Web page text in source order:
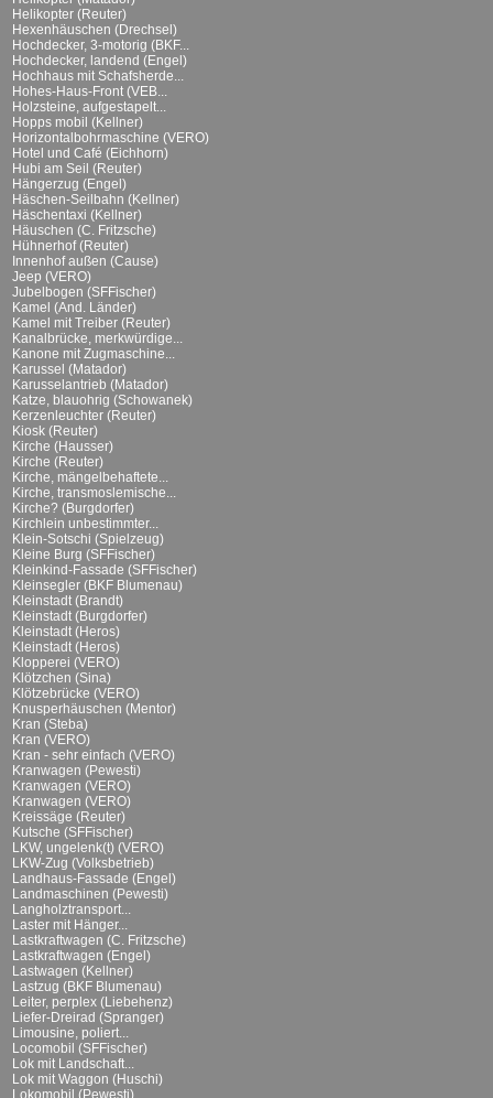
Helikopter (Reuter)
Hexenhäuschen (Drechsel)
Hochdecker, 3-motorig (BKF...
Hochdecker, landend (Engel)
Hochhaus mit Schafsherde...
Hohes-Haus-Front (VEB...
Holzsteine, aufgestapelt...
Hopps mobil (Kellner)
Horizontalbohrmaschine (VERO)
Hotel und Café (Eichhorn)
Hubi am Seil (Reuter)
Hängerzug (Engel)
Häschen-Seilbahn (Kellner)
Häschentaxi (Kellner)
Häuschen (C. Fritzsche)
Hühnerhof (Reuter)
Innenhof außen (Cause)
Jeep (VERO)
Jubelbogen (SFFischer)
Kamel (And. Länder)
Kamel mit Treiber (Reuter)
Kanalbrücke, merkwürdige...
Kanone mit Zugmaschine...
Karussel (Matador)
Karusselantrieb (Matador)
Katze, blauohrig (Schowanek)
Kerzenleuchter (Reuter)
Kiosk (Reuter)
Kirche (Hausser)
Kirche (Reuter)
Kirche, mängelbehaftete...
Kirche, transmoslemische...
Kirche? (Burgdorfer)
Kirchlein unbestimmter...
Klein-Sotschi (Spielzeug)
Kleine Burg (SFFischer)
Kleinkind-Fassade (SFFischer)
Kleinsegler (BKF Blumenau)
Kleinstadt (Brandt)
Kleinstadt (Burgdorfer)
Kleinstadt (Heros)
Kleinstadt (Heros)
Klopperei (VERO)
Klötzchen (Sina)
Klötzebrücke (VERO)
Knusperhäuschen (Mentor)
Kran (Steba)
Kran (VERO)
Kran - sehr einfach (VERO)
Kranwagen (Pewesti)
Kranwagen (VERO)
Kranwagen (VERO)
Kreissäge (Reuter)
Kutsche (SFFischer)
LKW, ungelenk(t) (VERO)
LKW-Zug (Volksbetrieb)
Landhaus-Fassade (Engel)
Landmaschinen (Pewesti)
Langholztransport...
Laster mit Hänger...
Lastkraftwagen (C. Fritzsche)
Lastkraftwagen (Engel)
Lastwagen (Kellner)
Lastzug (BKF Blumenau)
Leiter, perplex (Liebehenz)
Liefer-Dreirad (Spranger)
Limousine, poliert...
Locomobil (SFFischer)
Lok mit Landschaft...
Lok mit Waggon (Huschi)
Lokomobil (Pewesti)